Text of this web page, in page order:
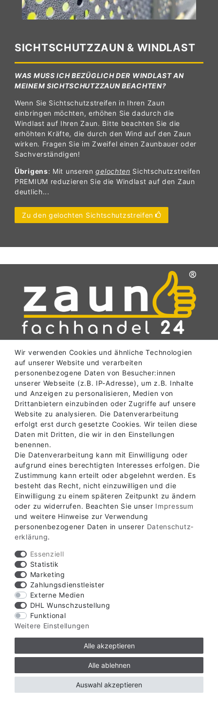
WAS MUSS ICH BEZÜGLICH DER WINDLAST AN
Wenn Sie Sichtschutzstreifen in Ihren Zaun
einbringen möchten, erhöhen Sie dadurch die
Windlast auf Ihren Zaun. Bitte beachten Sie die
erhöhten Kräfte, die durch den Wind auf den Zaun
wirken. Fragen Sie im Zweifel einen Zaunbauer oder
Übrigens : Mit unserengelochtenSichtschutzstreifen
PREMIUM reduzieren Sie die Windlast auf den Zaun
Zu den gelochten Sichtschutzstreifen
SERVICE
INFORMATIONEN
ABHOLLAGER
KONTAKT
Verfügbare Zahlungsarten
Wir verwenden Cookies und ähnliche Technologien
auf unserer Website und verarbeiten
personenbezogene Daten von Besucher:innen
unserer Webseite (z.B. IP-Adresse), um z.B. Inhalte
und Anzeigen zu personalisieren, Medien von
Drittanbietern einzubinden oder Zugriffe auf unsere
Website zu analysieren. Die Datenverarbeitung
erfolgt erst durch gesetzte Cookies. Wir teilen diese
Daten mit Dritten, die wir in den Einstellungen
benennen.
Die Datenverarbeitung kann mit Einwilligung oder
aufgrund eines berechtigten Interesses erfolgen. Die
Zustimmung kann erteilt oder abgelehnt werden. Es
besteht das Recht, nicht einzuwilligen und die
Einwilligung zu einem späteren Zeitpunkt zu ändern
oder zu widerrufen. Beachten Sie unser Impressum
und weitere Hinweise zur Verwendung
personenbezogener Daten in unserer Daten­schutz­
erklärung.
Essenziell
Statistik
Marketing
Zahlungsdienstleister
Externe Medien
DHL Wunschzustellung
Funktional
Weitere Einstellungen
Alle akzeptieren
Alle ablehnen
Auswahl akzeptieren